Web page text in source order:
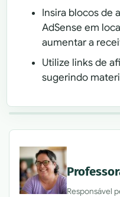
Insira blocos de
AdSense em
aumentar a
Utilize links de
sugerindo
Responsável